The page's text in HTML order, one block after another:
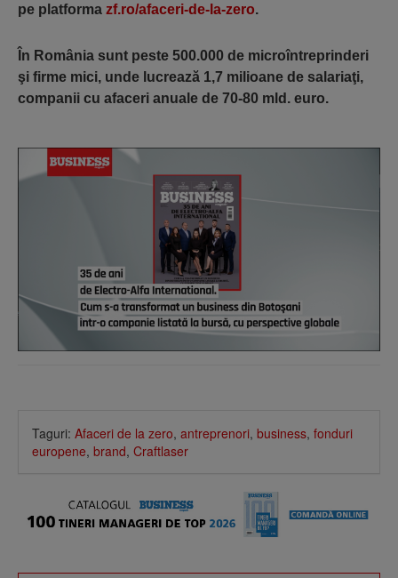
pe platforma zf.ro/afaceri-de-la-zero.
În România sunt peste 500.000 de microîntreprinderi
şi firme mici, unde lucrează 1,7 milioane de salariaţi,
companii cu afaceri anuale de 70-80 mld. euro.
Taguri: Afaceri de la zero, antreprenori, business, fonduri
europene, brand, Craftlaser